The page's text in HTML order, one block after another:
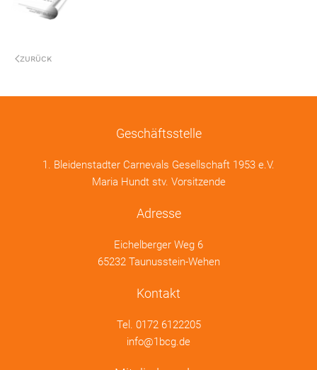
ZURÜCK
Geschäftsstelle
1. Bleidenstadter Carnevals Gesellschaft 1953 e.V.
Maria Hundt stv. Vorsitzende
Adresse
Eichelberger Weg 6
65232 Taunusstein-Wehen
Kontakt
Tel. 0172 6122205
info@1bcg.de